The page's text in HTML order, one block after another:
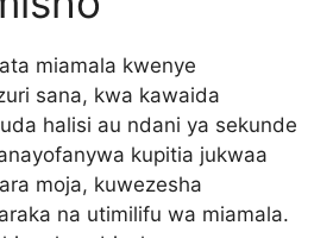
miamala kwenye
sana, kwa kawaida
halisi au ndani ya sekunde
kupitia jukwaa
moja, kuwezesha
na utimilifu wa miamala.